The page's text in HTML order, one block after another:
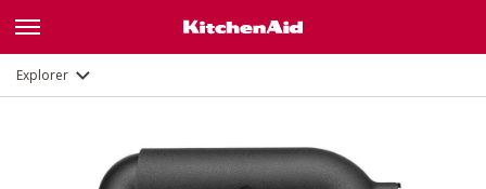
ExplorerDescription